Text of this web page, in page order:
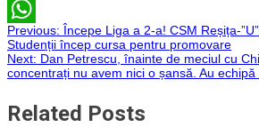
Email
WhatsApp
Navigare
în
articole
Previous: Începe Liga a 2-a! CSM Reșița-
Studenții încep cursa pentru promovare
Next: Dan Petrescu, înainte de meciul cu
concentrați nu avem nici o șansă. Au echipă
Related Posts